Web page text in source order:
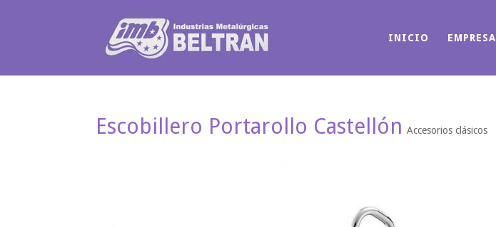
INICIO EMPRESA
Escobillero Portarollo Castellón Accesorios clásicos